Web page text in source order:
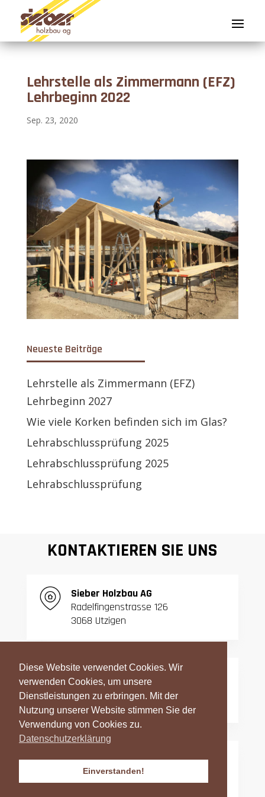
Diese Website verwendet Cookies. Wir
verwenden Cookies, um unsere
Dienstleistungen zu erbringen. Mit der
Nutzung unserer Website stimmen Sie der
Verwendung von Cookies zu.
Datenschutzerklärung
Einverstanden!
Lehrstelle als Zimmermann (EFZ)
Lehrbeginn 2022
Sep. 23, 2020
Neueste Beiträge
Lehrstelle als Zimmermann (EFZ)
Lehrbeginn 2027
Wie viele Korken befinden sich im Glas?
Lehrabschlussprüfung 2025
Lehrabschlussprüfung 2025
Lehrabschlussprüfung
KONTAKTIEREN SIE UNS
Sieber Holzbau AG
Radelfingenstrasse 126
3068 Utzigen
T:031 839 06 27
031 839 42 23
info@sieber-holzbau.ch
Datenschutzerklärung